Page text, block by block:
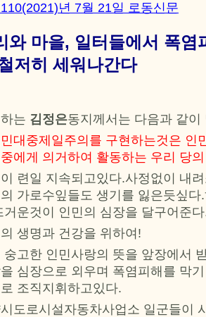
년 7월 21일 로동신문
와 마을, 일터들에서 폭염
저히 세워나간다
는 김정은동지께서는 다음과 같이
민대중제일주의를 구현하는것은
에게 의거하여 활동하는 우리 당
련일 지속되고있다.사정없이 내
가로수잎들도 생기를 잃은듯싶
거운것이 인민의 심장을 달구어준
생명과 건강을 위하여!
숭고한 인민사랑의 뜻을 앞장에서
심장으로 외우며 폭염피해를 막
조직지휘하고있다.
도로시설자동차사업소 일군들이